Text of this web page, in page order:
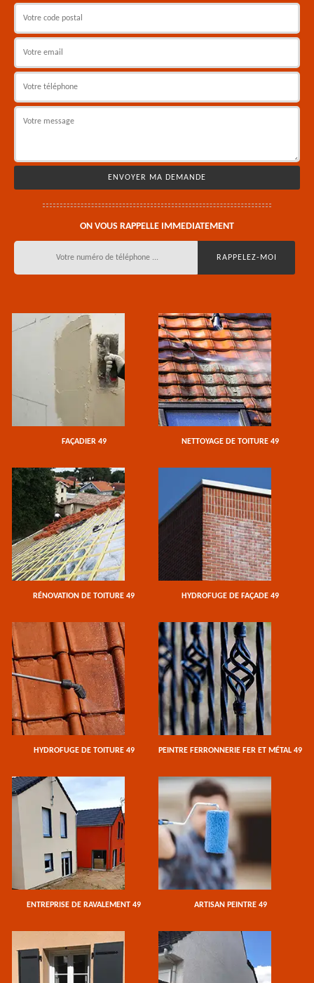
ON VOUS RAPPELLE IMMEDIATEMENT
FAÇADIER 49 NETTOYAGE DE TOITURE 49
RÉNOVATION DE TOITURE 49 HYDROFUGE DE FAÇADE 49
HYDROFUGE DE TOITURE 49 PEINTRE FERRONNERIE FER ET MÉTAL 49
ENTREPRISE DE RAVALEMENT 49 ARTISAN PEINTRE 49